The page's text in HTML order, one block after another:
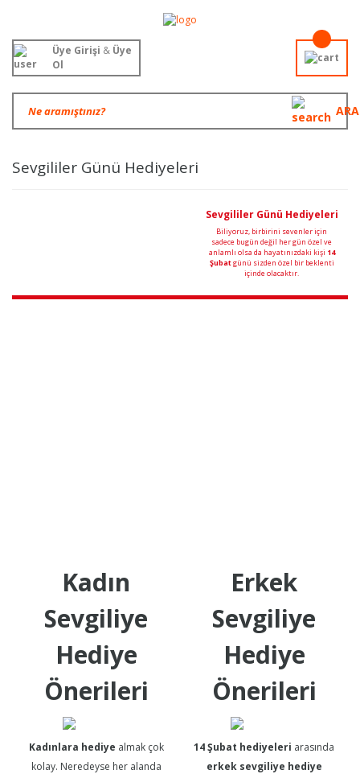
ARA
Üye Girişi &Üye
Ol
Sevgililer Günü Hediyeleri
Sevgililer Günü Hediyeleri
Biliyoruz, birbirini sevenler için
sadece bugün değil her gün özel ve
anlamlı olsa da hayatınızdaki kişi 14
Şubatgünü sizden özel bir beklenti
içinde olacaktır.
Kadın
Sevgiliye
Hediye
Önerileri
Kadınlara hediye almak çok
kolay. Neredeyse her alanda
Erkek
Sevgiliye
Hediye
Önerileri
14 Şubat hediyeleri arasında
erkek sevgiliye hediye